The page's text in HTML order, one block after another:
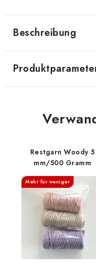
Beschreibung
Restgarn Woody 5
mm/500 Gramm
Mehr für weniger